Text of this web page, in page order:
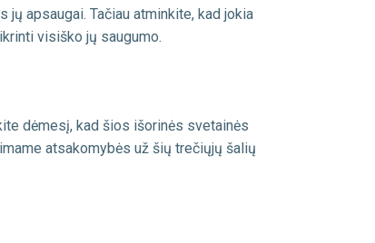
apsaugai. Tačiau atminkite, kad jokia
visiško jų saugumo.
dėmesį, kad šios išorinės svetainės
atsakomybės už šių trečiųjų šalių